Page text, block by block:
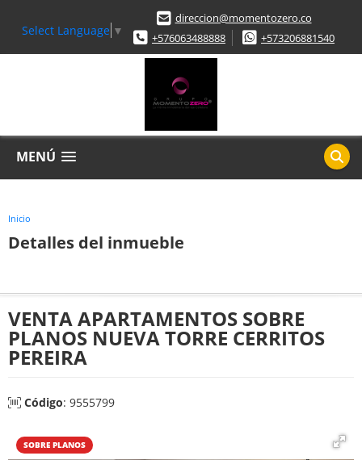
Select Language ▼
direccion@momentozero.co
+576063488888
+573206881540
MENÚ
Inicio
Detalles del inmueble
VENTA APARTAMENTOS SOBRE
PLANOS NUEVA TORRE CERRITOS
PEREIRA
Código: 9555799
SOBRE PLANOS